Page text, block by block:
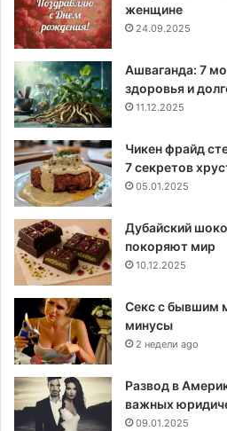
женщине
24.09.2025
Ашваганда: 7
здоровья и
11.12.2025
Чикен фрайд
7 секретов
05.01.2025
Дубайский
покоряют мир
10.12.2025
Секс с бывшим
минусы
2 недели ago
Развод в
важных
09.01.2025